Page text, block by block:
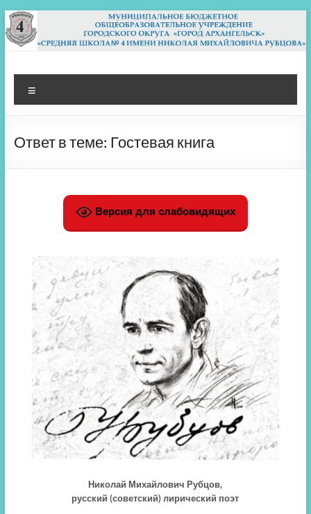
Перейти
к
содержимому
МБОУ СШ 4
Архангельск
Ответ в теме: Гостевая книга
Версия для слабовидящих
Николай Михайлович Рубцов,
русский (советский) лирический поэт